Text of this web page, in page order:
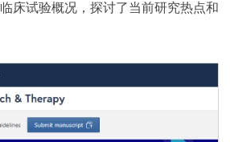
床试验概况，探讨了当前研究热点和